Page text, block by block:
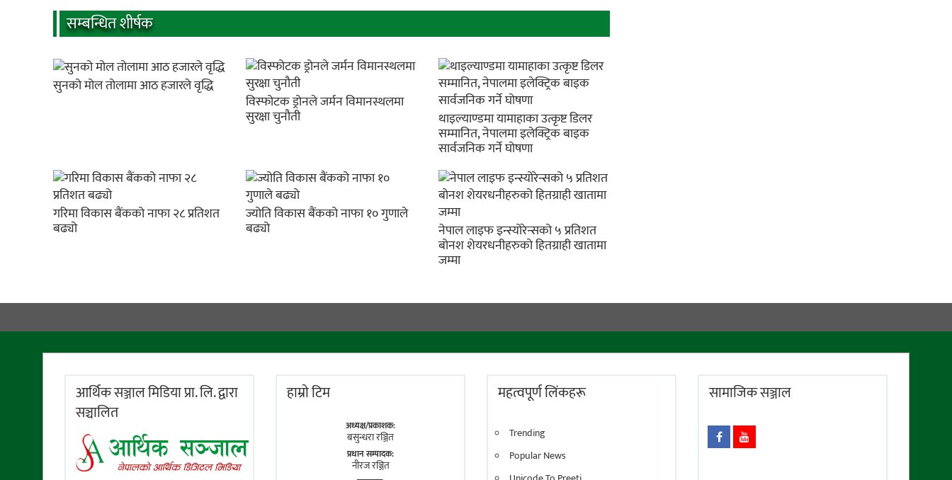
सम्बन्धित शीर्षक
सुनको मोल तोलामा आठ हजारले वृद्धि
विस्फोटक ड्रोनले जर्मन विमानस्थलमा
सुरक्षा चुनौती थाइल्याण्डमा यामाहाका उत्कृष्ट डिलर
सम्मानित, नेपालमा इलेक्ट्रिक बाइक
सार्वजनिक गर्ने घोषणा
गरिमा विकास बैंकको नाफा २८ प्रतिशत
बढ्यो
ज्योति विकास बैंकको नाफा १० गुणाले
बढ्यो नेपाल लाइफ इन्स्योरेन्सको ५ प्रतिशत
बोनश शेयरधनीहरुको हितग्राही खातामा
जम्मा
आर्थिक सञ्जाल मिडिया प्रा. लि. द्वारा
सञ्चालित
हाम्राे टिम
अध्यक्ष/प्रकाशक:
बसुन्धरा रञ्जित
प्रधान सम्पादक:
नीरज रञ्जित
महत्वपूर्ण लिंकहरू
Trending
Popular News
सामाजिक सञ्जाल